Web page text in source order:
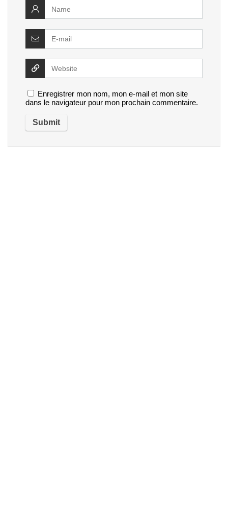
Enregistrer mon nom, mon e-mail et mon site
dans le navigateur pour mon prochain commentaire.